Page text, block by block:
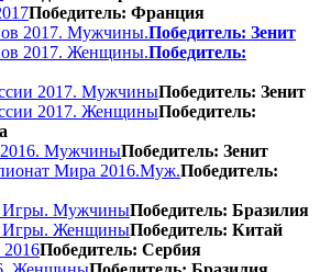
Победитель: Франция
2017. Мужчины.Победитель: Зенит
2017. Женщины.Победитель:
2017. МужчиныПобедитель: Зенит
2017. ЖенщиныПобедитель:
2016. МужчиныПобедитель: Зенит
Мира 2016.Муж.Победитель:
Игры. МужчиныПобедитель: Бразилия
Игры. ЖенщиныПобедитель: Китай
Победитель: Сербия